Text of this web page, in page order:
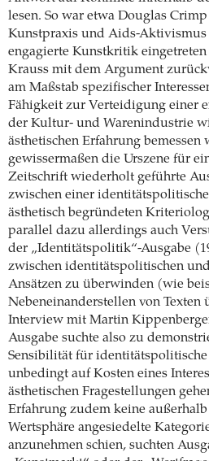
lesen. So war etwa Douglas
Kunstpraxis und Aids-
engagierte Kunstkritik
Krauss mit dem Argument
am Maßstab spezifischer
Fähigkeit zur Verteidigung einer
der Kultur- und Warenindustrie
ästhetischen Erfahrung
gewissermaßen die Urszene für
Zeitschrift wiederholt geführte
zwischen einer
ästhetisch begründeten
parallel dazu allerdings auch
der „Identitätspolitik“-Ausgabe
zwischen identitätspolitischen
Ansätzen zu überwinden (wie
Nebeneinanderstellen von Texten
Interview mit Martin
Ausgabe suchte also zu
Sensibilität für
unbedingt auf Kosten eines
ästhetischen Fragestellungen
Erfahrung zudem keine
Wertsphäre angesiedelte
anzunehmen schien, suchten